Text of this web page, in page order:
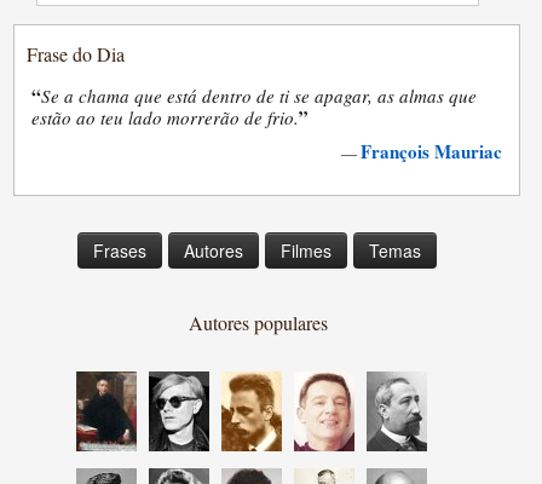
Frase do Dia
“Se a chama que está dentro de ti se apagar, as almas que
estão ao teu lado morrerão de frio.”
—François Mauriac
Frases Autores Filmes Temas
Autores populares